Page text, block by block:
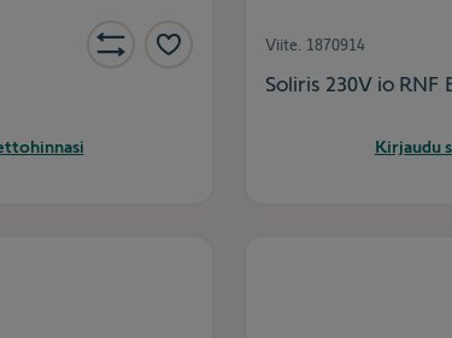
Viite. 1870914
Soliris 230V io RNF
Kirjaudu